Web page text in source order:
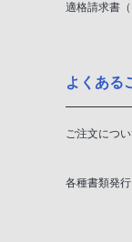
適格請求書
よくある
ご注文につ
各種書類発